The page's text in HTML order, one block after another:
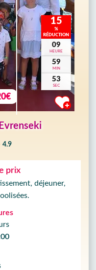
15
%
RÉDUCTION
09
HEURE
59
MIN
51
SEC
4.9
prix
déjeuner,